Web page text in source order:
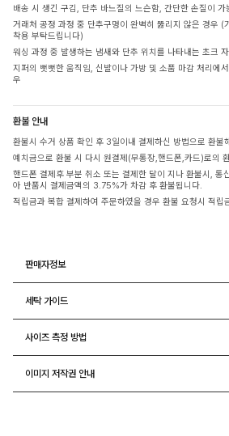
배송 시 생긴 구김, 단추 바느질의 느슨함, 간단한 손질이
거래처 공정 과정 중 단추구멍이 완벽히 뚫리지 않은 경우 (
착용 부탁드립니다)
워싱 과정 중 발생하는 냄새와 단추 위치를 나타내는 초크
지퍼의 뻣뻣한 움직임, 신발이나 가방 및 소품 마감 처리에
우
환불 안내
환불시 수거 상품 확인 후 3일이내 결제하신 방법으로 환불
예치금으로 환불 시 다시 원결제(무통장,핸드폰,카드)로의
핸드폰 결제후 부분 취소 또는 결제한 달이 지나 환불시, 통
아 반품시 결제금액의 3.75%가 차감 후 환불됩니다.
적립금과 복합 결제하여 주문하였을 경우 환불 요청시 적립
판매자정보
세탁 가이드
사이즈 측정 방법
이미지 저작권 안내